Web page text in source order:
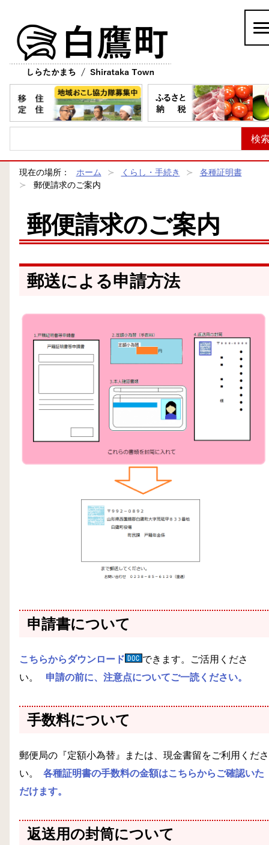
現在の場所： ホーム くらし・手続き
各種証明書
郵便請求のご案内
郵便請求のご案内
郵送による申請方法
申請書について
こちらからダウンロード
できます。ご活用くださ
い。 申請の前に、注意点についてご一読ください。
手数料について
郵便局の『定額小為替』または、現金書留をご利用くださ
い。 各種証明書の手数料の金額はこちらからご確認いた
だけます。
返送用の封筒について